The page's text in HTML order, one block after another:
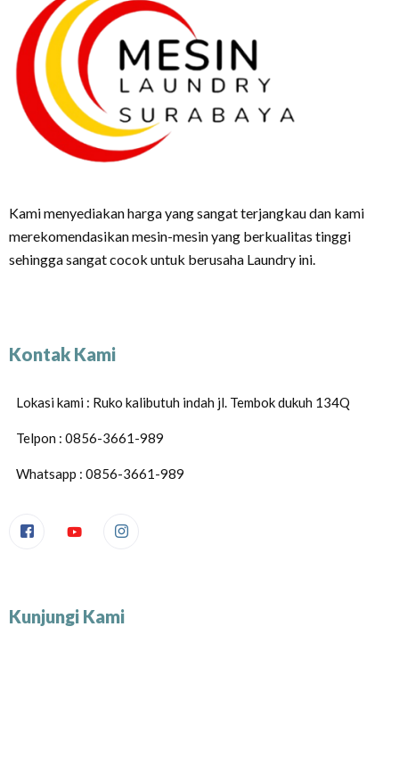
Kami menyediakan harga yang sangat terjangkau dan kami
merekomendasikan mesin-mesin yang berkualitas tinggi
sehingga sangat cocok untuk berusaha Laundry ini.
Kontak Kami
Lokasi kami : Ruko kalibutuh indah jl. Tembok dukuh 134Q
Telpon : 0856-3661-989
Whatsapp : 0856-3661-989
Kunjungi Kami